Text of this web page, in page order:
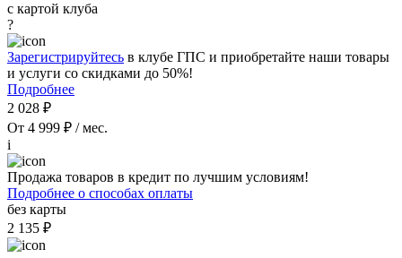
с картой клуба
?
Зарегистрируйтесь в клубе ГПС и приобретайте наши товары
и услуги со скидками до 50%!
Подробнее
2 028 ₽
От 4 999 ₽ / мес.
i
Продажа товаров в кредит по лучшим условиям!
Подробнее о способах оплаты
без карты
2 135 ₽